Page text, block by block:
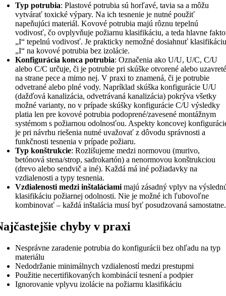
Typ potrubia: Plastové potrubia sú horľavé, tavia sa a môžu
vytvárať toxické výpary. Na ich tesnenie je nutné použiť
napeňujúci materiál. Kovové potrubia majú rôznu tepelnú
vodivosť, čo ovplyvňuje požiarnu klasifikáciu, a teda hlavne
„I“ tepelnú vodivosť. Je prakticky nemožné dosiahnuť
„I“ na kovové potrubia bez izolácie.
Konfigurácia konca potrubia: Označenia ako U/U, U/C, C/U
alebo C/C určuje, či je potrubie pri skúške otvorené alebo
na strane pece a mimo nej. V praxi to znamená, či je potrubie
odvetrané alebo plné vody. Napríklad skúška konfigurácie U/U
(dažďová kanalizácia, odvetrávaná kanalizácia) pokrýva všetky
možné varianty, no v prípade skúšky konfigurácie C/U výsledky
platia len pre kovové potrubia podoprené/zavesené montážnym
systémom s požiarnou odolnosťou. Aspekty koncovej
je pri návrhu riešenia nutné uvažovať z dôvodu správnosti a
funkčnosti tesnenia v prípade požiaru.
Typ konštrukcie: Rozlišujeme medzi normovou (murivo,
betónová stena/strop, sadrokartón) a nenormovou konštrukciou
(drevo alebo sendvič a iné). Každá má iné požiadavky na
vzdialenosti a typy tesnenia.
Vzdialenosti medzi inštaláciami majú zásadný vplyv na
klasifikáciu požiarnej odolnosti. Nie je možné ich ľubovoľne
kombinovať – každá inštalácia musí byť posudzovaná samostatne.
chyby v praxi
Nesprávne zaradenie potrubia do konfigurácii bez ohľadu na typ
materiálu
Nedodržanie minimálnych vzdialeností medzi prestupmi
Použitie necertifikovaných kombinácií tesnení a podpier
Ignorovanie vplyvu izolácie na požiarnu klasifikáciu